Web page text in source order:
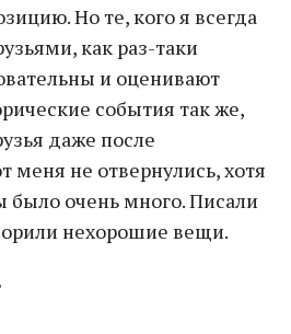
Но те, кого я всегда
как раз-таки
и оценивают
события так же,
даже после
меня не отвернулись, хотя
было очень много. Писали
нехорошие вещи.